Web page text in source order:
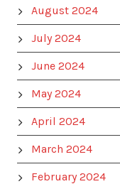
August 2024
July 2024
June 2024
May 2024
April 2024
March 2024
February 2024